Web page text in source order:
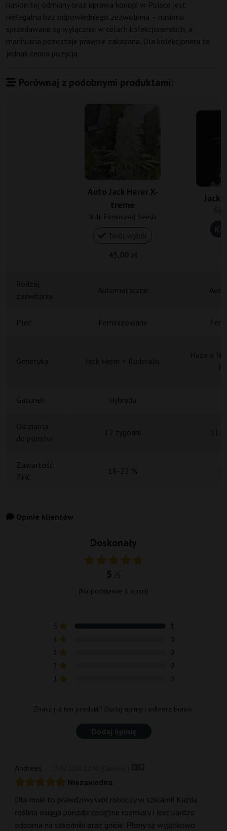
nasion tej odmiany oraz uprawa konopi w Polsce jest
nielegalna bez odpowiedniego zezwolenia – nasiona
sprzedawane są wyłącznie w celach kolekcjonerskich, a
marihuana pozostaje prawnie zakazana. Dla kolekcjonera to
jednak cenna pozycja.
Porównaj z podobnymi produktami:
Auto Jack Herer X-
treme
Bulk Feminized Seeds
Jack
Płeć Feminizowane
Gatunek Hybryda
Zawartość
THC
18-22 %
Opinie klientów
Doskonały
5 /5
(Na podstawie 1 opinii)
5
1
4
0
3
0
2
0
1
0
Znasz już ten produkt? Dodaj opinię i odbierz bonus.
Dodaj opinię
Andreas
Niezawodna
Dla mnie to prawdziwy wół roboczy w szklarni! Każda
roślina osiąga ponadprzeciętne rozmiary i jest bardzo
odporna na szkodniki oraz gnicie. Plony są wyjątkowo